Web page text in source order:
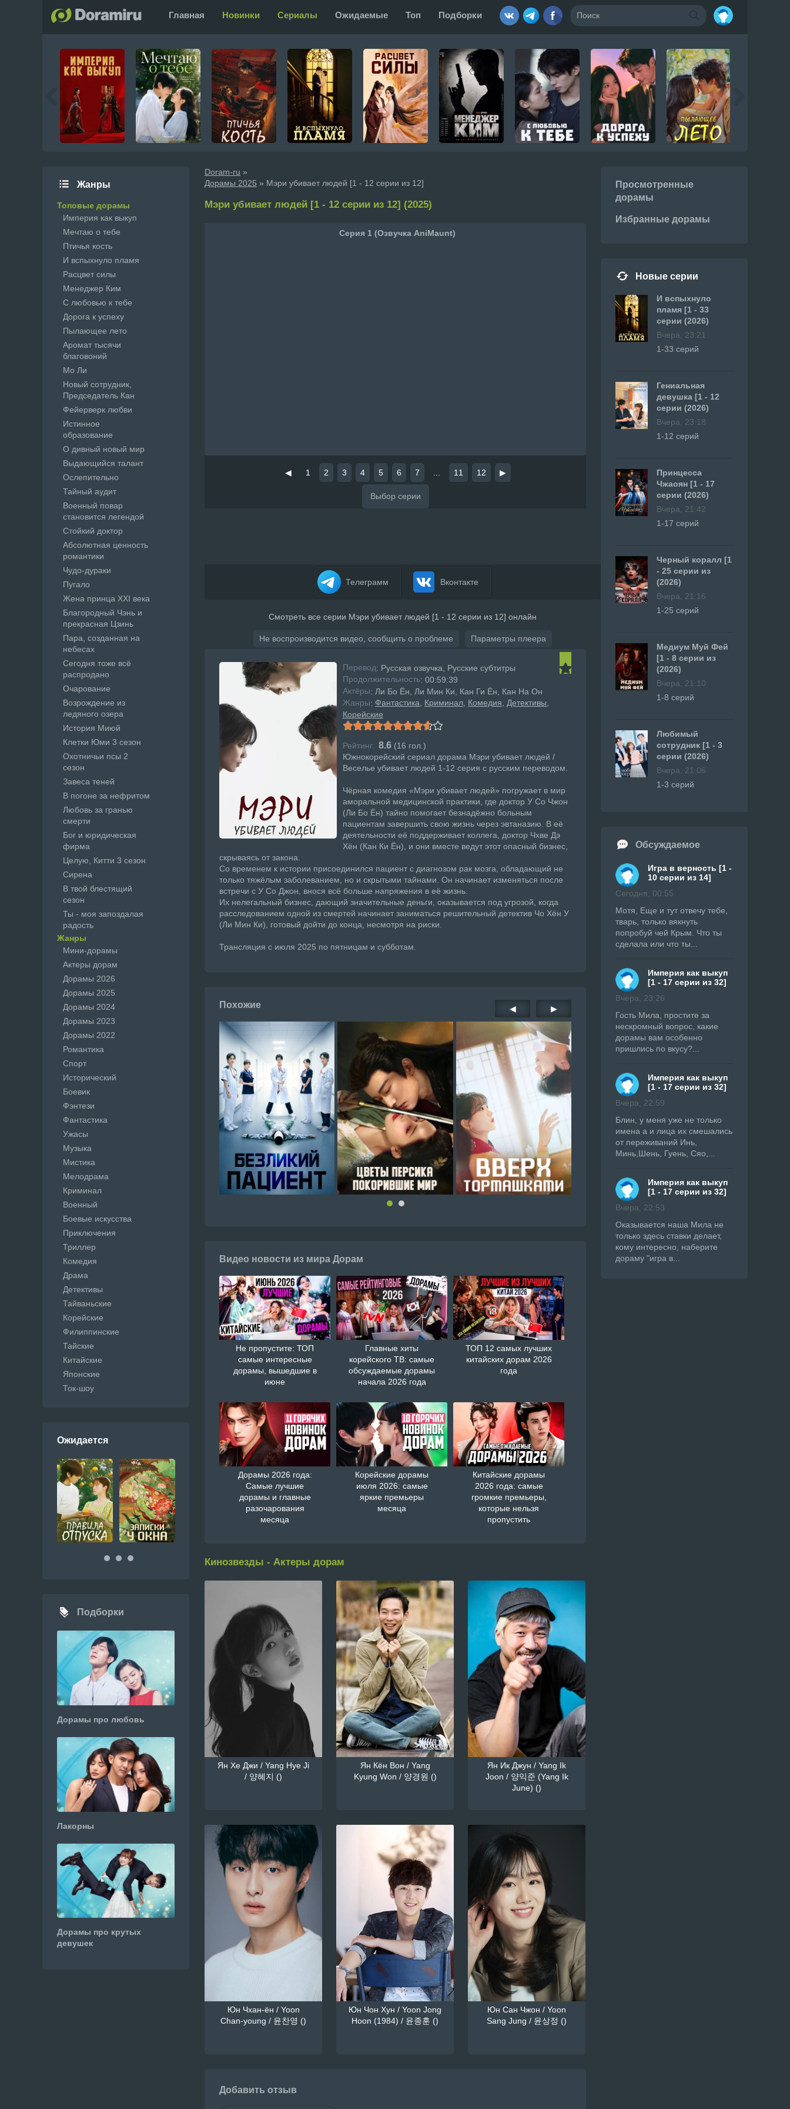
Главная Новинки Сериалы Ожидаемые Топ Подборки
Doram-ru »
Дорамы 2025 » Мэри убивает людей [1 - 12 серии из 12]
Мэри убивает людей [1 - 12 серии из 12] (2025)
Серия 1 (Озвучка AniMaunt)
◀ 1 2 3 4 5 6 7 11 12 ▶
Телеграмм Вконтакте
Смотреть все серии Мэри убивает людей [1 - 12 серии из 12] онлайн
Не воспроизводится видео, сообщить о проблеме Параметры плеера
Перевод: Русская озвучка, Русские субтитры
Продолжительность: 00:59:39
Актёры: Ли Бо Ён, Ли Мин Ки, Кан Ги Ён, Кан На Он
Жанры: Фантастика Криминал Комедия
Детективы
Корейские
Рейтинг: 8.6 (16 гол.)
Южнокорейский сериал дорама Мэри убивает людей /
Веселье убивает людей 1-12 серия с русским переводом.
Чёрная комедия «Мэри убивает людей» погружает в мир
аморальной медицинской практики, где доктор У Со Чжон
(Ли Бо Ён) тайно помогает безнадёжно больным
пациентам завершить свою жизнь через эвтаназию. В её
деятельности её поддерживает коллега, доктор Чхве Дэ
Хён (Кан Ки Ён), и они вместе ведут этот опасный бизнес,
скрываясь от закона.
Со временем к истории присоединился пациент с диагнозом рак мозга, обладающий не
только тяжёлым заболеванием, но и скрытыми тайнами. Он начинает изменяться после
встречи с У Со Джон, внося всё больше напряжения в её жизнь.
Их нелегальный бизнес, дающий значительные деньги, оказывается под угрозой, когда
расследованием одной из смертей начинает заниматься решительный детектив Чо Хён У
(Ли Мин Ки), готовый дойти до конца, несмотря на риски.
Трансляция с июля 2025 по пятницам и субботам.
Похожие ◀ ▶
Видео новости из мира Дорам
Не пропустите: ТОП
самые интересные
дорамы, вышедшие в
июне
Главные хиты
корейского ТВ: самые
обсуждаемые дорамы
начала 2026 года
ТОП 12 самых лучших
китайских дорам 2026
года
Дорамы 2026 года:
Самые лучшие
дорамы и главные
разочарования
месяца
Корейские дорамы
июля 2026: самые
яркие премьеры
месяца
Китайские дорамы
2026 года: самые
громкие премьеры,
которые нельзя
пропустить
Кинозвезды - Актеры дорам
Ян Хе Джи / Yang Hye Ji
/ 양혜지 ()
Ян Кён Вон / Yang
Kyung Won / 양경원 ()
Ян Ик Джун / Yang Ik
Joon / 양익준 (Yang Ik
June) ()
Юн Чхан-ён / Yoon
Chan-young / 윤찬영 ()
Юн Чон Хун / Yoon Jong
Hoon (1984) / 윤종훈 ()
Юн Сан Чжон / Yoon
Sang Jung / 윤상정 ()
Добавить отзыв
Жанры
Топовые дорамы
Империя как выкуп
Мечтаю о тебе
Птичья кость
И вспыхнуло пламя
Расцвет силы
Менеджер Ким
С любовью к тебе
Дорога к успеху
Пылающее лето
Аромат тысячи
благовоний
Мо Ли
Новый сотрудник,
Председатель Кан
Фейерверк любви
Истинное
образование
О дивный новый мир
Выдающийся талант
Ослепительно
Тайный аудит
Военный повар
становится легендой
Стойкий доктор
Абсолютная ценность
романтики
Чудо-дураки
Пугало
Жена принца XXI века
Благородный Чэнь и
прекрасная Цзинь
Пара, созданная на
небесах
Сегодня тоже всё
распродано
Очарование
Возрождение из
ледяного озера
История Миюй
Клетки Юми 3 сезон
Охотничьи псы 2
сезон
Завеса теней
В погоне за нефритом
Любовь за гранью
смерти
Бог и юридическая
фирма
Целую, Китти 3 сезон
Сирена
В твой блестящий
сезон
Ты - моя запоздалая
радость
Жанры
Мини-дорамы
Актеры дорам
Дорамы 2026
Дорамы 2025
Дорамы 2024
Дорамы 2023
Дорамы 2022
Романтика
Спорт
Исторический
Боевик
Фэнтези
Фантастика
Ужасы
Музыка
Мистика
Мелодрама
Криминал
Военный
Боевые искусства
Приключения
Триллер
Комедия
Драма
Детективы
Тайваньские
Корейские
Филиппинские
Тайские
Китайские
Японские
Ток-шоу
Ожидается
Подборки
Дорамы про любовь
Лакорны
Дорамы про крутых
девушек
Просмотренные
дорамы
Избранные дорамы
Новые серии
И вспыхнуло
пламя [1 - 33
серии (2026)
Вчера, 23:21
1-33 серий
Гениальная
девушка [1 - 12
серии (2026)
Вчера, 23:18
1-12 серий
Принцесса
Чжаоян [1 - 17
серии (2026)
Вчера, 21:42
1-17 серий
Черный коралл [1
- 25 серии из
(2026)
Вчера, 21:16
1-25 серий
Медиум Муй Фей
[1 - 8 серии из
(2026)
Вчера, 21:10
1-8 серий
Любимый
сотрудник [1 - 3
серии (2026)
Вчера, 21:06
1-3 серий
Обсуждаемое
Игра в верность [1 -
10 серии из 14]
Сегодня, 00:55
Мотя, Еще и тут отвечу тебе,
тварь, только вякнуть
попробуй чей Крым. Что ты
сделала или что ты...
Империя как выкуп
[1 - 17 серии из 32]
Вчера, 23:26
Гость Мила, простите за
нескромный вопрос, какие
дорамы вам особенно
пришлись по вкусу?...
Империя как выкуп
[1 - 17 серии из 32]
Вчера, 22:59
Блин, у меня уже не только
имена а и лица их смешались
от переживаний Инь,
Минь,Шень, Гуень, Сяо,...
Империя как выкуп
[1 - 17 серии из 32]
Вчера, 22:53
Оказывается наша Мила не
только здесь ставки делает,
кому интересно, наберите
дораму "игра в...